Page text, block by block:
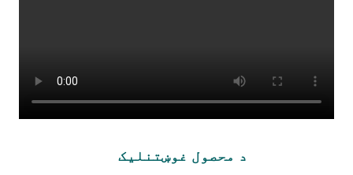
د محصول غوښتنلیک